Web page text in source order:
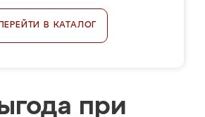
ПЕРЕЙТИ В КАТАЛОГ
при